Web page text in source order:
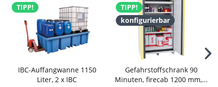
TIPP!
IBC-Auffangwanne 1150
Liter, 2 x IBC
TIPP!
konfigurierbar
Gefahrstoffschrank 90
Minuten, firecab 1200 mm,...